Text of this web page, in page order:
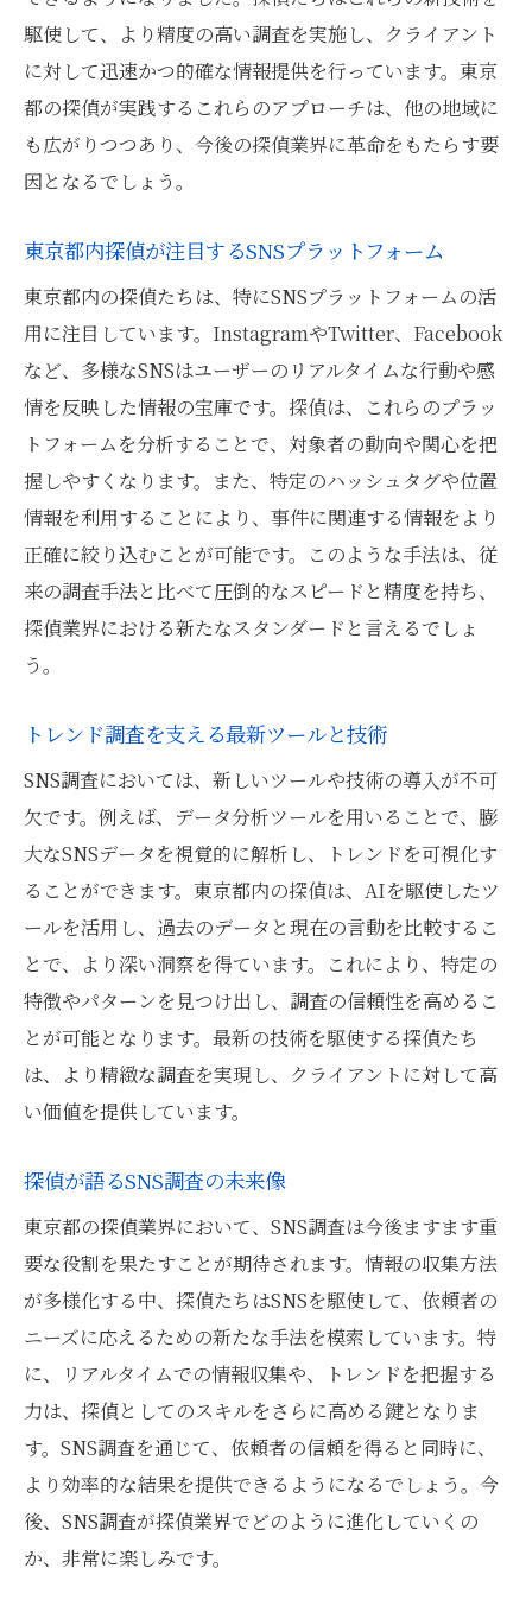
駆使して、より精度の高い調査を実施し、クライアント
に対して迅速かつ的確な情報提供を行っています。東京
都の探偵が実践するこれらのアプローチは、他の地域に
も広がりつつあり、今後の探偵業界に革命をもたらす要
因となるでしょう。
東京都内探偵が注目するSNSプラットフォーム
東京都内の探偵たちは、特にSNSプラットフォームの活
用に注目しています。InstagramやTwitter、Facebook
など、多様なSNSはユーザーのリアルタイムな行動や感
情を反映した情報の宝庫です。探偵は、これらのプラッ
トフォームを分析することで、対象者の動向や関心を把
握しやすくなります。また、特定のハッシュタグや位置
情報を利用することにより、事件に関連する情報をより
正確に絞り込むことが可能です。このような手法は、従
来の調査手法と比べて圧倒的なスピードと精度を持ち、
探偵業界における新たなスタンダードと言えるでしょ
う。
トレンド調査を支える最新ツールと技術
SNS調査においては、新しいツールや技術の導入が不可
欠です。例えば、データ分析ツールを用いることで、膨
大なSNSデータを視覚的に解析し、トレンドを可視化す
ることができます。東京都内の探偵は、AIを駆使したツ
ールを活用し、過去のデータと現在の言動を比較するこ
とで、より深い洞察を得ています。これにより、特定の
特徴やパターンを見つけ出し、調査の信頼性を高めるこ
とが可能となります。最新の技術を駆使する探偵たち
は、より精緻な調査を実現し、クライアントに対して高
い価値を提供しています。
探偵が語るSNS調査の未来像
東京都の探偵業界において、SNS調査は今後ますます重
要な役割を果たすことが期待されます。情報の収集方法
が多様化する中、探偵たちはSNSを駆使して、依頼者の
ニーズに応えるための新たな手法を模索しています。特
に、リアルタイムでの情報収集や、トレンドを把握する
力は、探偵としてのスキルをさらに高める鍵となりま
す。SNS調査を通じて、依頼者の信頼を得ると同時に、
より効率的な結果を提供できるようになるでしょう。今
後、SNS調査が探偵業界でどのように進化していくの
か、非常に楽しみです。